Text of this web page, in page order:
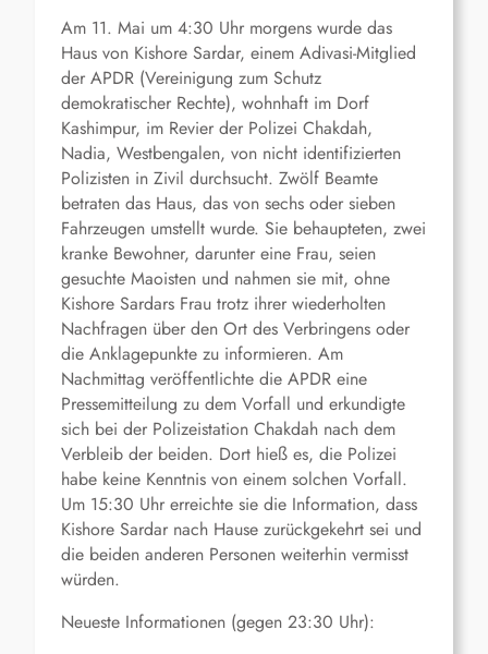
Am 11. Mai um 4:30 Uhr morgens wurde das
Haus von Kishore Sardar, einem Adivasi-Mitglied
der APDR (Vereinigung zum Schutz
demokratischer Rechte), wohnhaft im Dorf
Kashimpur, im Revier der Polizei Chakdah,
Nadia, Westbengalen, von nicht identifizierten
Polizisten in Zivil durchsucht. Zwölf Beamte
betraten das Haus, das von sechs oder sieben
Fahrzeugen umstellt wurde. Sie behaupteten, zwei
kranke Bewohner, darunter eine Frau, seien
gesuchte Maoisten und nahmen sie mit, ohne
Kishore Sardars Frau trotz ihrer wiederholten
Nachfragen über den Ort des Verbringens oder
die Anklagepunkte zu informieren. Am
Nachmittag veröffentlichte die APDR eine
Pressemitteilung zu dem Vorfall und erkundigte
sich bei der Polizeistation Chakdah nach dem
Verbleib der beiden. Dort hieß es, die Polizei
habe keine Kenntnis von einem solchen Vorfall.
Um 15:30 Uhr erreichte sie die Information, dass
Kishore Sardar nach Hause zurückgekehrt sei und
die beiden anderen Personen weiterhin vermisst
würden.
Neueste Informationen (gegen 23:30 Uhr):